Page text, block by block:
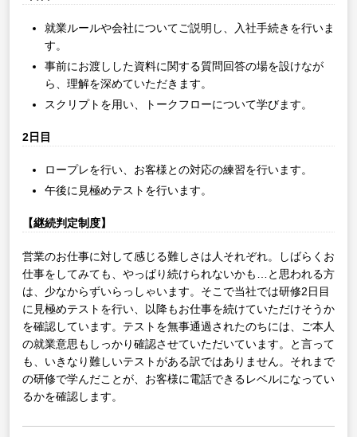
就業ルールや会社についてご説明し、入社手続きを行いま
す。
事前にお渡しした資料に関する質問回答の場を設けなが
ら、理解を深めていただきます。
スクリプトを用い、トークフローについて学びます。
2日目
ロープレを行い、お客様との対応の練習を行います。
午後に見極めテストを行います。
【継続判定制度】
営業のお仕事に対して感じる難しさは人それぞれ。しばらくお
仕事をしてみても、やっぱり続けられないかも…と思われる方
は、少なからずいらっしゃいます。そこで当社では研修2日目
に見極めテストを行い、以降もお仕事を続けていただけそうか
を確認しています。テストを無事通過されたのちには、ご本人
の就業意思もしっかり確認させていただいています。と言って
も、いきなり難しいテストがある訳ではありません。それまで
の研修で学んだことが、お客様に電話できるレベルになってい
るかを確認します。